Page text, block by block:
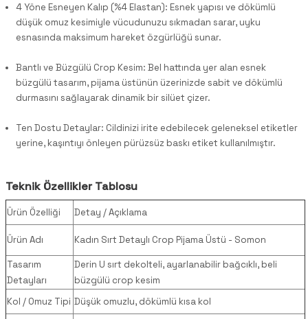
4 Yöne Esneyen Kalıp (%4 Elastan): Esnek yapısı ve dökümlü
düşük omuz kesimiyle vücudunuzu sıkmadan sarar, uyku
esnasında maksimum hareket özgürlüğü sunar.
Bantlı ve Büzgülü Crop Kesim: Bel hattında yer alan esnek
büzgülü tasarım, pijama üstünün üzerinizde sabit ve dökümlü
durmasını sağlayarak dinamik bir silüet çizer.
Ten Dostu Detaylar: Cildinizi irite edebilecek geleneksel etiketler
yerine, kaşıntıyı önleyen pürüzsüz baskı etiket kullanılmıştır.
Teknik Özellikler Tablosu
Ürün Özelliği Detay / Açıklama
Ürün Adı Kadın Sırt Detaylı Crop Pijama Üstü - Somon
Tasarım
Detayları
Derin U sırt dekolteli, ayarlanabilir bağcıklı, beli
büzgülü crop kesim
Kol / Omuz Tipi Düşük omuzlu, dökümlü kısa kol